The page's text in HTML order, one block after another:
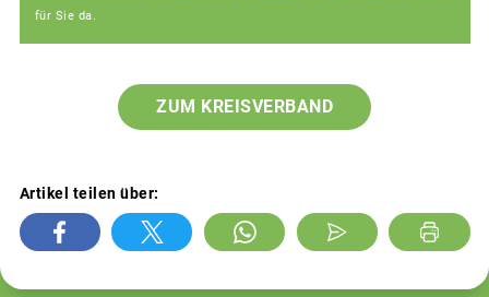
für Sie da.
ZUM KREISVERBAND
Artikel teilen über: